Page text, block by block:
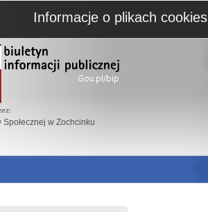
Społecznej w Zochcinku
Informacje o plikach cookies